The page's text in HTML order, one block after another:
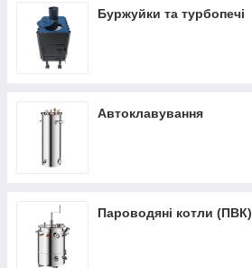
Буржуйки та турбопечі
Автоклавування
Пароводяні котли (ПВК)